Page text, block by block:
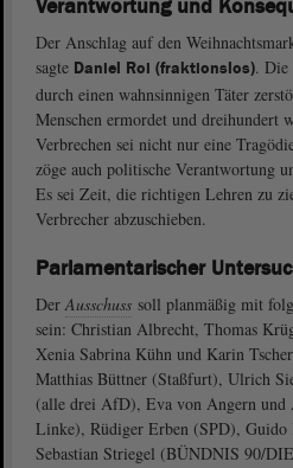
Verantwortung und
Der Anschlag auf den
sagte Daniel Roi (fraktionslos). Die
durch einen wahnsinnigen Täter
Menschen ermordet und dreihundert
Verbrechen sei nicht nur eine
zöge auch politische Verantwortung
Es sei Zeit, die richtigen Lehren zu
Verbrecher abzuschieben.
Parlamentarischer
DerAusschuss soll planmäßig mit
sein: Christian Albrecht, Thomas
Xenia Sabrina Kühn und Karin
Matthias Büttner (Staßfurt), Ulrich
(alle drei AfD), Eva von Angern und
Linke), Rüdiger Erben (SPD), Guido
Sebastian Striegel (BÜNDNIS 90/